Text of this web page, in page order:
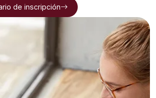
de inscripción